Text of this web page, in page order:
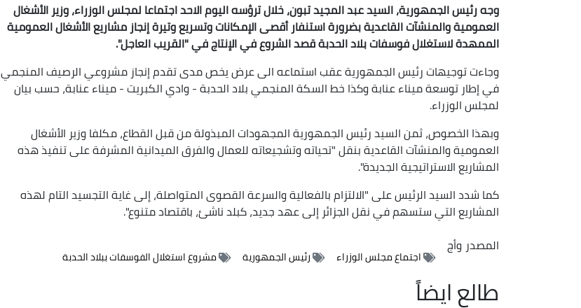
وجه رئيس الجمهورية، السيد عبد المجيد تبون، خلال ترؤسه اليوم الاحد اجتماعا لمجلس الوزراء، وزير الأشغال
العمومية والمنشآت القاعدية بضرورة استنفار أقصى الإمكانات وتسريع وتيرة إنجاز مشاريع الأشغال العمومية
الممهدة لاستغلال فوسفات بلاد الحدبة قصد الشروع في الإنتاج في "القريب العاجل".
وجاءت توجيهات رئيس الجمهورية عقب استماعه الى عرض يخص مدى تقدم إنجاز مشروعي الرصيف المنجمي
في إطار توسعة ميناء عنابة وكذا خط السكة المنجمي بلاد الحدبة - وادي الكبريت - ميناء عنابة، حسب بيان
لمجلس الوزراء.
وبهذا الخصوص، ثمن السيد رئيس الجمهورية المجهودات المبذولة من قبل القطاع، مكلفا وزير الأشغال
العمومية والمنشآت القاعدية بنقل "تحياته وتشجيعاته للعمال والفرق الميدانية المشرفة على تنفيذ هذه
المشاريع الاستراتيجية الجديدة".
كما شدد السيد الرئيس على "الالتزام بالفعالية والسرعة القصوى المتواصلة، إلى غاية التجسيد التام لهذه
المشاريع التي ستسهم في نقل الجزائر إلى عهد جديد، كبلد ناشئ، باقتصاد متنوع".
المصدر وأج
اجتماع مجلس الوزراء رئيس الجمهورية مشروع استغلال الفوسفات ببلاد الحدبة
طالع ايضاً